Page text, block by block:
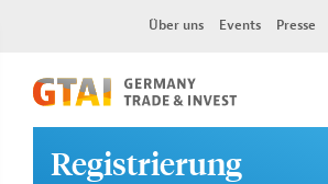
Über uns Events Presse
Registrierung